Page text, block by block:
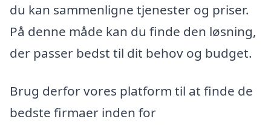
du kan sammenligne tjenester og priser.
På denne måde kan du finde den løsning,
der passer bedst til dit behov og budget.
Brug derfor vores platform til at finde de
bedste firmaer inden for